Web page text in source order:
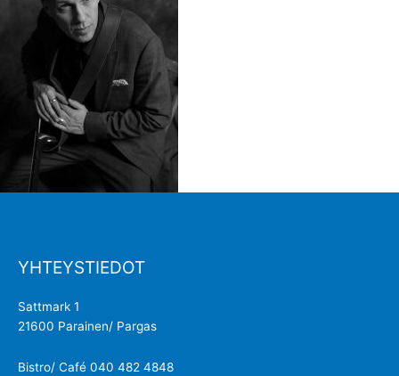
YHTEYSTIEDOT
Sattmark 1
21600 Parainen/ Pargas
Bistro/ Café 040 482 4848